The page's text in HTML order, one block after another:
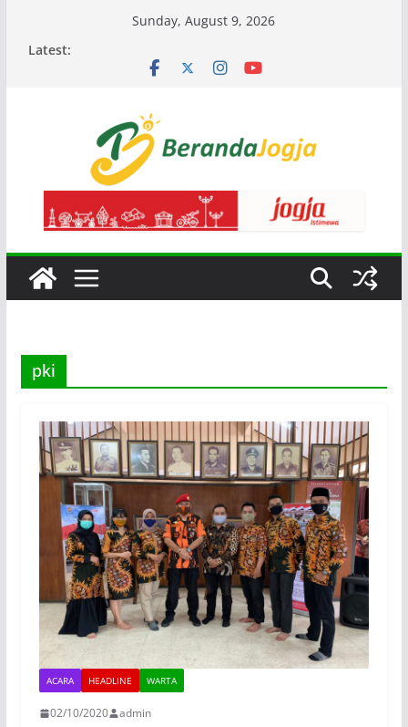
Sunday, August 9, 2026
Latest:
pki
ACARA HEADLINE WARTA
02/10/2020 admin